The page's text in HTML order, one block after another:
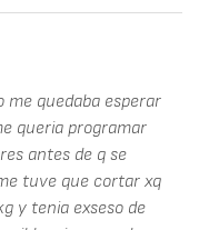
me quedaba esperar
queria programar
antes de q se
tuve que cortar xq
y tenia exseso de